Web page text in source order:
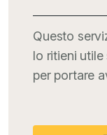
Questo
lo ritieni
per portare